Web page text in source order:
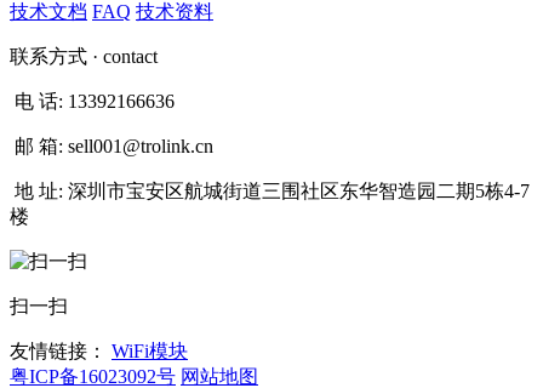
技术文档 FAQ 技术资料
联系方式 · contact
电 话: 13392166636
邮 箱: sell001@trolink.cn
地 址: 深圳市宝安区航城街道三围社区东华智造园二期5栋4-7
楼
扫一扫
友情链接：
WiFi模块
粤ICP备16023092号 网站地图